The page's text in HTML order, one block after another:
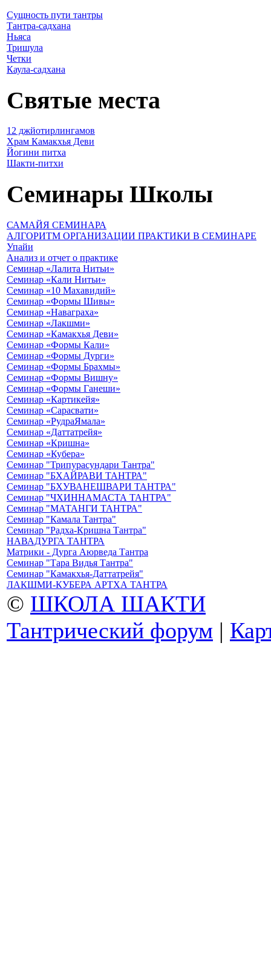
Сущность пути тантры
Тантра-садхана
Ньяса
Тришула
Четки
Каула-садхана
Святые места
12 джйотирлингамов
Храм Камакхья Деви
Йогини питха
Шакти-питхи
Семинары Школы
САМАЙЯ СЕМИНАРА
АЛГОРИТМ ОРГАНИЗАЦИИ ПРАКТИКИ В СЕМИНАРЕ
Упайи
Анализ и отчет о практике
Семинар «Лалита Нитьи»
Семинар «Кали Нитьи»
Семинар «10 Махавидий»
Семинар «Формы Шивы»
Семинар «Наваграха»
Семинар «Лакшми»
Семинар «Камакхья Деви»
Семинар «Формы Кали»
Семинар «Формы Дурги»
Семинар «Формы Брахмы»
Семинар «Формы Вишну»
Семинар «Формы Ганеши»
Семинар «Картикейя»
Семинар «Сарасвати»
Семинар «РудраЯмала»
Семинар «Даттатрейя»
Семинар «Кришна»
Семинар «Кубера»
Семинар "Трипурасундари Тантра"
Семинар "БХАЙРАВИ ТАНТРА"
Семинар "БХУВАНЕШВАРИ ТАНТРА"
Семинар "ЧХИННАМАСТА ТАНТРА"
Семинар "МАТАНГИ ТАНТРА"
Семинар "Камала Тантра"
Семинар "Радха-Кришна Тантра"
НАВАДУРГА ТАНТРА
Матрики - Дурга Аюрведа Тантра
Семинар "Тара Видья Тантра"
Семинар "Камакхья-Даттатрейя"
ЛАКШМИ-КУБЕРА АРТХА ТАНТРА
© ШКОЛА ШАКТИ
Тантрический форум |